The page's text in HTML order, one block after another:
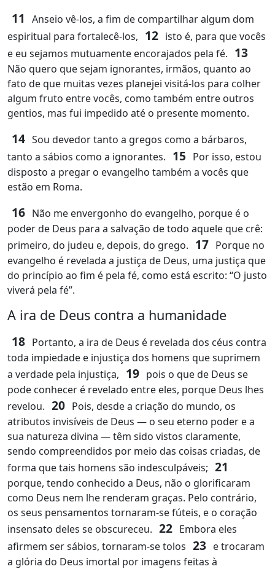
11
Anseio vê‑los, a fim de compartilhar algum dom
espiritual para fortalecê‑los, 12 isto é, para que vocês
e eu sejamos mutuamente encorajados pela fé. 13
Não quero que sejam ignorantes, irmãos, quanto ao
fato de que muitas vezes planejei visitá‑los para colher
algum fruto entre vocês, como também entre outros
gentios, mas fui impedido até o presente momento.
14 Sou devedor tanto a gregos como a bárbaros,
tanto a sábios como a ignorantes. 15 Por isso, estou
disposto a pregar o evangelho também a vocês que
estão em Roma.
16 Não me envergonho do evangelho, porque é o
poder de Deus para a salvação de todo aquele que crê:
primeiro, do judeu e, depois, do grego. 17 Porque no
evangelho é revelada a justiça de Deus, uma justiça que
do princípio ao fim é pela fé, como está escrito: “O justo
viverá pela fé”.
A ira de Deus contra a humanidade
18 Portanto, a ira de Deus é revelada dos céus contra
toda impiedade e injustiça dos homens que suprimem
a verdade pela injustiça, 19 pois o que de Deus se
pode conhecer é revelado entre eles, porque Deus lhes
revelou. 20 Pois, desde a criação do mundo, os
atributos invisíveis de Deus — o seu eterno poder e a
sua natureza divina — têm sido vistos claramente,
sendo compreendidos por meio das coisas criadas, de
forma que tais homens são indesculpáveis; 21
porque, tendo conhecido a Deus, não o glorificaram
como Deus nem lhe renderam graças. Pelo contrário,
os seus pensamentos tornaram‑se fúteis, e o coração
insensato deles se obscureceu. 22 Embora eles
afirmem ser sábios, tornaram‑se tolos 23 e trocaram
a glória do Deus imortal por imagens feitas à